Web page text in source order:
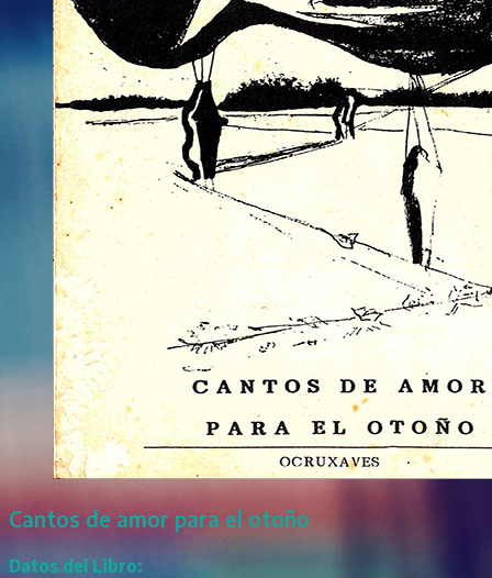
Cantos de amor para el otoño
Datos del Libro: